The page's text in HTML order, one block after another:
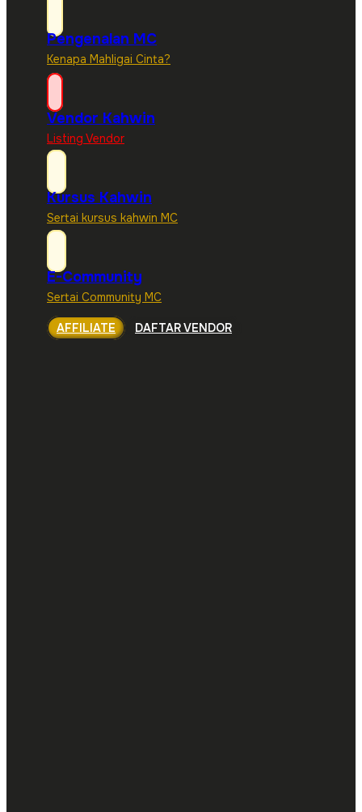
Pengenalan MC
Kenapa Mahligai Cinta?
Vendor Kahwin
Listing Vendor
Kursus Kahwin
Sertai kursus kahwin MC
E-Community
Sertai Community MC
AFFILIATE DAFTAR VENDOR